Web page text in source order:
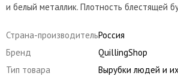
и белый металлик. Плотность блестящей
Страна-производительРоссия
Бренд
QuillingShop
Тип товара
Вырубки людей и